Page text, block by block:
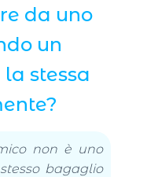
da uno
un
stessa
non è uno
bagaglio